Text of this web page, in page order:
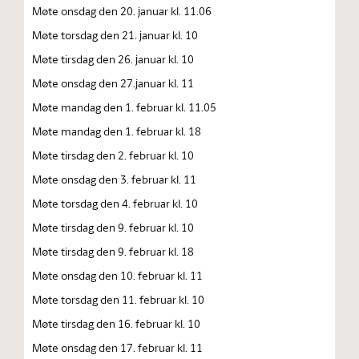
Møte onsdag den 20. januar kl. 11.06
Møte torsdag den 21. januar kl. 10
Møte tirsdag den 26. januar kl. 10
Møte onsdag den 27.januar kl. 11
Møte mandag den 1. februar kl. 11.05
Møte mandag den 1. februar kl. 18
Møte tirsdag den 2. februar kl. 10
Møte onsdag den 3. februar kl. 11
Møte torsdag den 4. februar kl. 10
Møte tirsdag den 9. februar kl. 10
Møte tirsdag den 9. februar kl. 18
Møte onsdag den 10. februar kl. 11
Møte torsdag den 11. februar kl. 10
Møte tirsdag den 16. februar kl. 10
Møte onsdag den 17. februar kl. 11